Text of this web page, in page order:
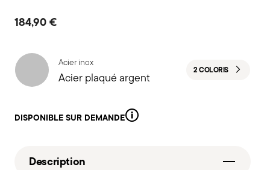
184,90 €
Acier inox
Acier plaqué argent 2 COLORIS
DISPONIBLE SUR DEMANDE
Description